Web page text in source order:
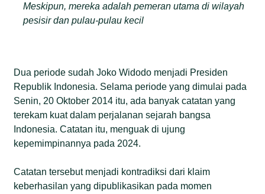
Meskipun, mereka adalah pemeran utama di wilayah
pesisir dan pulau-pulau kecil
Dua periode sudah Joko Widodo menjadi Presiden
Republik Indonesia. Selama periode yang dimulai pada
Senin, 20 Oktober 2014 itu, ada banyak catatan yang
terekam kuat dalam perjalanan sejarah bangsa
Indonesia. Catatan itu, menguak di ujung
kepemimpinannya pada 2024.
Catatan tersebut menjadi kontradiksi dari klaim
keberhasilan yang dipublikasikan pada momen